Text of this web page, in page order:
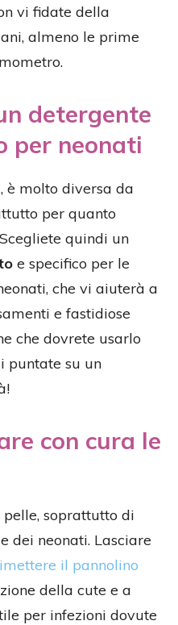
vi fidate della
almeno le prime
detergente
per neonati
è molto diversa da
per quanto
quindi un
e specifico per le
che vi aiuterà a
e fastidiose
che dovrete usarlo
puntate su un
con cura le
soprattutto di
dei neonati. Lasciare
il pannolino
della cute e a
per infezioni dovute